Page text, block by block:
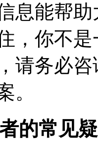
息能帮
，你不
请务必
。
的常见